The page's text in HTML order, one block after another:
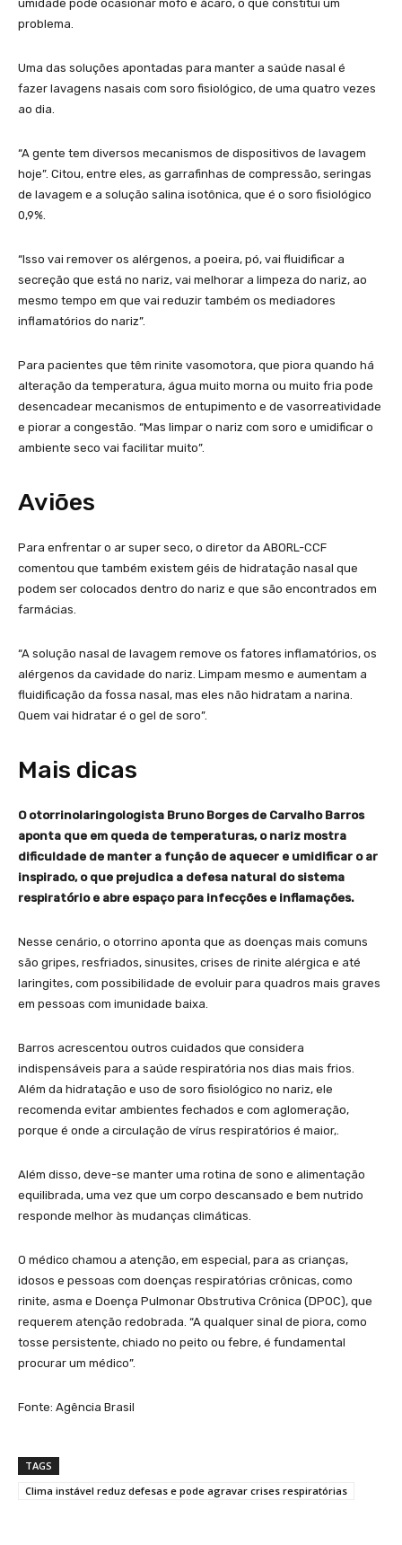
umidade pode ocasionar mofo e ácaro, o que constitui um
problema.
Uma das soluções apontadas para manter a saúde nasal é
fazer lavagens nasais com soro fisiológico, de uma quatro vezes
ao dia.
“A gente tem diversos mecanismos de dispositivos de lavagem
hoje”. Citou, entre eles, as garrafinhas de compressão, seringas
de lavagem e a solução salina isotônica, que é o soro fisiológico
0,9%.
“Isso vai remover os alérgenos, a poeira, pó, vai fluidificar a
secreção que está no nariz, vai melhorar a limpeza do nariz, ao
mesmo tempo em que vai reduzir também os mediadores
inflamatórios do nariz”.
Para pacientes que têm rinite vasomotora, que piora quando há
alteração da temperatura, água muito morna ou muito fria pode
desencadear mecanismos de entupimento e de vasorreatividade
e piorar a congestão. “Mas limpar o nariz com soro e umidificar o
ambiente seco vai facilitar muito”.
Aviões
Para enfrentar o ar super seco, o diretor da ABORL-CCF
comentou que também existem géis de hidratação nasal que
podem ser colocados dentro do nariz e que são encontrados em
farmácias.
“A solução nasal de lavagem remove os fatores inflamatórios, os
alérgenos da cavidade do nariz. Limpam mesmo e aumentam a
fluidificação da fossa nasal, mas eles não hidratam a narina.
Quem vai hidratar é o gel de soro”.
Mais dicas
O otorrinolaringologista Bruno Borges de Carvalho Barros
aponta que em queda de temperaturas, o nariz mostra
dificuldade de manter a função de aquecer e umidificar o ar
inspirado, o que prejudica a defesa natural do sistema
respiratório e abre espaço para infecções e inflamações.
Nesse cenário, o otorrino aponta que as doenças mais comuns
são gripes, resfriados, sinusites, crises de rinite alérgica e até
laringites, com possibilidade de evoluir para quadros mais graves
em pessoas com imunidade baixa.
Barros acrescentou outros cuidados que considera
indispensáveis para a saúde respiratória nos dias mais frios.
Além da hidratação e uso de soro fisiológico no nariz, ele
recomenda evitar ambientes fechados e com aglomeração,
porque é onde a circulação de vírus respiratórios é maior,.
Além disso, deve-se manter uma rotina de sono e alimentação
equilibrada, uma vez que um corpo descansado e bem nutrido
responde melhor às mudanças climáticas.
O médico chamou a atenção, em especial, para as crianças,
idosos e pessoas com doenças respiratórias crônicas, como
rinite, asma e Doença Pulmonar Obstrutiva Crônica (DPOC), que
requerem atenção redobrada. “A qualquer sinal de piora, como
tosse persistente, chiado no peito ou febre, é fundamental
procurar um médico”.
Fonte: Agência Brasil
TAGS
Clima instável reduz defesas e pode agravar crises respiratórias